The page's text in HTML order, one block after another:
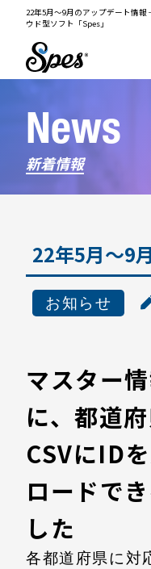
22年5月～9月のアップデート情
ウド型ソフト「Spes」
News
新着情報
22年5月～9
お知らせ
マスター
に、都道
CSVにID
ロードで
した
各都道府県に対